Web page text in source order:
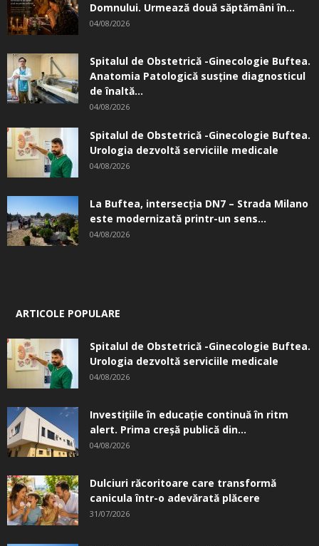
Domnului. Urmează două săptămâni în...
04/08/2026
Spitalul de Obstetrică -Ginecologie Buftea.
Anatomia Patologică susţine diagnosticul
de înaltă...
04/08/2026
Spitalul de Obstetrică -Ginecologie Buftea.
Urologia dezvoltă serviciile medicale
04/08/2026
La Buftea, intersecţia DN7 – Strada Milano
este modernizată printr-un sens...
04/08/2026
ARTICOLE POPULARE
Spitalul de Obstetrică -Ginecologie Buftea.
Urologia dezvoltă serviciile medicale
04/08/2026
Investițiile în educație continuă în ritm
alert. Prima creşă publică din...
04/08/2026
Dulciuri răcoritoare care transformă
canicula într-o adevărată plăcere
31/07/2026